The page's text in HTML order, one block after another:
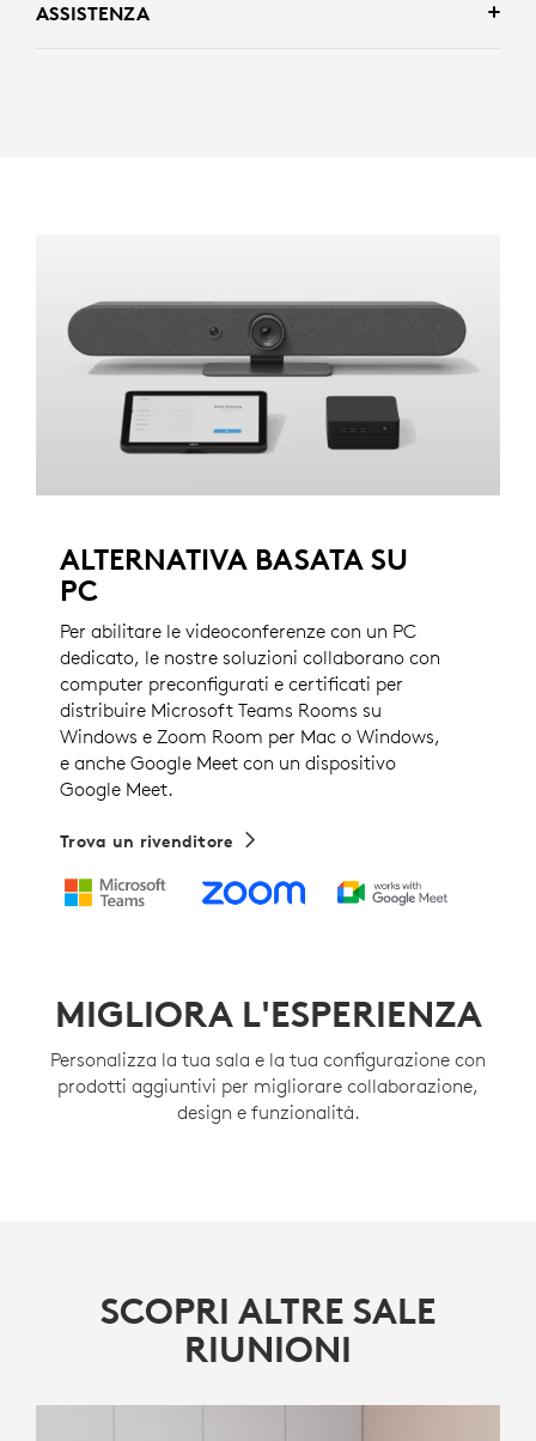
ASSISTENZA
ALTERNATIVA BASATA SU
PC
Per abilitare le videoconferenze con un PC
dedicato, le nostre soluzioni collaborano con
computer preconfigurati e certificati per
distribuire Microsoft Teams Rooms su
Windows e Zoom Room per Mac o Windows,
e anche Google Meet con un dispositivo
Google Meet.
Trova un rivenditore
MIGLIORA L'ESPERIENZA
Personalizza la tua sala e la tua configurazione con
prodotti aggiuntivi per migliorare collaborazione,
design e funzionalità.
SCOPRI ALTRE SALE
RIUNIONI